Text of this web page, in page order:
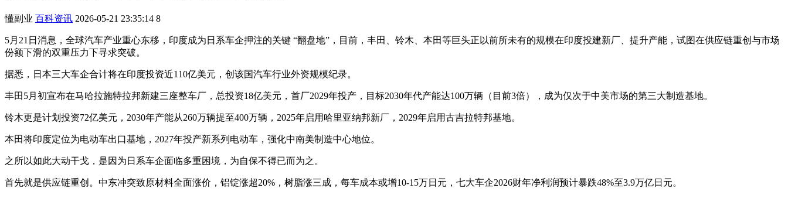
懂副业 百科资讯 2026-05-21 23:35:14 8
5月21日消息，全球汽车产业重心东移，印度成为日系车企押注的关键 “翻盘地”，目前，丰田、铃木、本田等巨头正以前所未有的规模在印度投建新厂、提升产能，试图在供应链重创与市场
份额下滑的双重压力下寻求突破。
据悉，日本三大车企合计将在印度投资近110亿美元，创该国汽车行业外资规模纪录。
丰田5月初宣布在马哈拉施特拉邦新建三座整车厂，总投资18亿美元，首厂2029年投产，目标2030年代产能达100万辆（目前3倍），成为仅次于中美市场的第三大制造基地。
铃木更是计划投资72亿美元，2030年产能从260万辆提至400万辆，2025年启用哈里亚纳邦新厂，2029年启用古吉拉特邦基地。
本田将印度定位为电动车出口基地，2027年投产新系列电动车，强化中南美制造中心地位。
之所以如此大动干戈，是因为日系车企面临多重困境，为自保不得已而为之。
首先就是供应链重创。中东冲突致原材料全面涨价，铝锭涨超20%，树脂涨三成，每车成本或增10-15万日元，七大车企2026财年净利润预计暴跌48%至3.9万亿日元。